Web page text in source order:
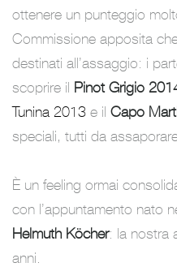
ottenere un punteggio
Commissione apposita
destinati all’assaggio: i
scoprire il Pinot Grigio
Tunina 2013 e il Capo
speciali, tutti da
È un feeling ormai
con l’appuntamento nato
Helmuth Köcher: la nostra
anni.